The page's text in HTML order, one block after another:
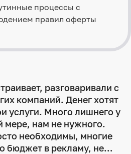
процессы с
правил оферты
разговаривали с
компаний. Денег хотят
услуги. Много лишнего у
мере, нам не нужного.
необходимы, многие
бюджет в рекламу, не